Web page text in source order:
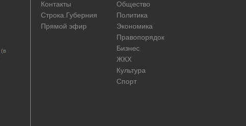
(в
Контакты
Строка.Губерния
Прямой эфир
Общество
Политика
Экономика
Правопорядок
Бизнес
ЖКХ
Культура
Спорт